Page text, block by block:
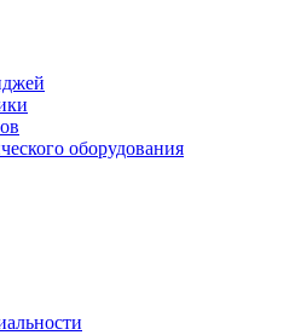
оборудования